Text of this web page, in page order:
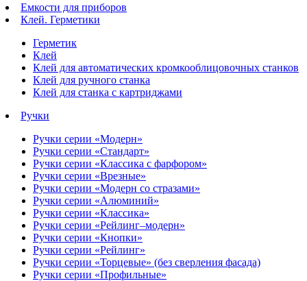
Емкости для приборов
Клей. Герметики
Герметик
Клей
Клей для автоматических кромкооблицовочных станков
Клей для ручного станка
Клей для станка с картриджами
Ручки
Ручки серии «Модерн»
Ручки серии «Стандарт»
Ручки серии «Классика с фарфором»
Ручки серии «Врезные»
Ручки серии «Модерн со стразами»
Ручки серии «Алюминий»
Ручки серии «Классика»
Ручки серии «Рейлинг–модерн»
Ручки серии «Кнопки»
Ручки серии «Рейлинг»
Ручки серии «Торцевые» (без сверления фасада)
Ручки серии «Профильные»